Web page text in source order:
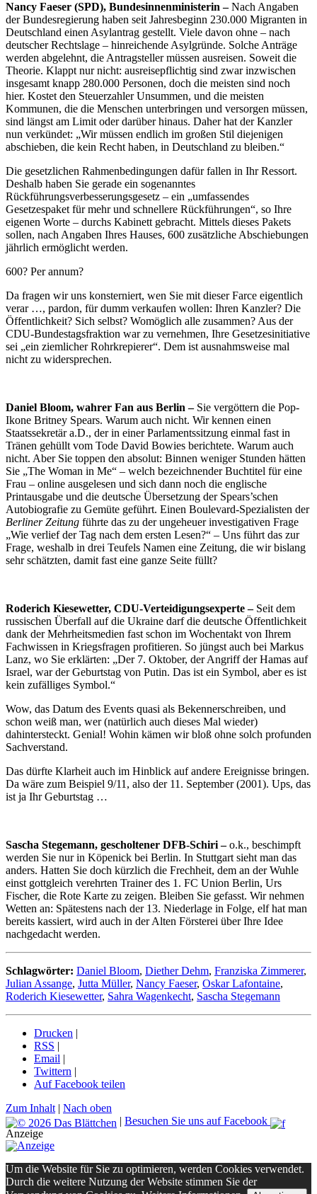
Nancy Faeser (SPD), Bundesinnenministerin –Nach Angaben
der Bundesregierung haben seit Jahresbeginn 230.000 Migranten in
Deutschland einen Asylantrag gestellt. Viele davon ohne – nach
deutscher Rechtslage – hinreichende Asylgründe. Solche Anträge
werden abgelehnt, die Antragsteller müssen ausreisen. Soweit die
Theorie. Klappt nur nicht: ausreisepflichtig sind zwar inzwischen
insgesamt knapp 280.000 Personen, doch die meisten sind noch
hier. Kostet den Steuerzahler Unsummen, und die meisten
Kommunen, die die Menschen unterbringen und versorgen müssen,
sind längst am Limit oder darüber hinaus. Daher hat der Kanzler
nun verkündet: „Wir müssen endlich im großen Stil diejenigen
abschieben, die kein Recht haben, in Deutschland zu bleiben.“
Die gesetzlichen Rahmenbedingungen dafür fallen in Ihr Ressort.
Deshalb haben Sie gerade ein sogenanntes
Rückführungsverbesserungsgesetz – ein „umfassendes
Gesetzespaket für mehr und schnellere Rückführungen“, so Ihre
eigenen Worte – durchs Kabinett gebracht. Mittels dieses Pakets
sollen, nach Angaben Ihres Hauses, 600 zusätzliche Abschiebungen
jährlich ermöglicht werden.
600? Per annum?
Da fragen wir uns konsterniert, wen Sie mit dieser Farce eigentlich
verar …, pardon, für dumm verkaufen wollen: Ihren Kanzler? Die
Öffentlichkeit? Sich selbst? Womöglich alle zusammen? Aus der
CDU-Bundestagsfraktion war zu vernehmen, Ihre Gesetzesinitiative
sei „ein ziemlicher Rohrkrepierer“. Dem ist ausnahmsweise mal
nicht zu widersprechen.
Daniel Bloom, wahrer Fan aus Berlin –Sie vergöttern die Pop-
Ikone Britney Spears. Warum auch nicht. Wir kennen einen
Staatssekretär a.D., der in einer Parlamentssitzung einmal fast in
Tränen gehüllt vom Tode David Bowies berichtete. Warum auch
nicht. Aber Sie toppen den absolut: Binnen weniger Stunden hätten
Sie „The Woman in Me“ – welch bezeichnender Buchtitel für eine
Frau – online ausgelesen und sich dann noch die englische
Printausgabe und die deutsche Übersetzung der Spears’schen
Autobiografie zu Gemüte geführt. Einen Boulevard-Spezialisten der
Berliner Zeitung führte das zu der ungeheuer investigativen Frage
„Wie verlief der Tag nach dem ersten Lesen?“ – Uns führt das zur
Frage, weshalb in drei Teufels Namen eine Zeitung, die wir bislang
sehr schätzten, damit fast eine ganze Seite füllt?
Roderich Kiesewetter, CDU-Verteidigungsexperte –Seit dem
russischen Überfall auf die Ukraine darf die deutsche Öffentlichkeit
dank der Mehrheitsmedien fast schon im Wochentakt von Ihrem
Fachwissen in Kriegsfragen profitieren. So jüngst auch bei Markus
Lanz, wo Sie erklärten: „Der 7. Oktober, der Angriff der Hamas auf
Israel, war der Geburtstag von Putin. Das ist ein Symbol, aber es ist
kein zufälliges Symbol.“
Wow, das Datum des Events quasi als Bekennerschreiben, und
schon weiß man, wer (natürlich auch dieses Mal wieder)
dahintersteckt. Genial! Wohin kämen wir bloß ohne solch profunden
Sachverstand.
Das dürfte Klarheit auch im Hinblick auf andere Ereignisse bringen.
Da wäre zum Beispiel 9/11, also der 11. September (2001). Ups, das
ist ja Ihr Geburtstag …
Sascha Stegemann, gescholtener DFB-Schiri –o.k., beschimpft
werden Sie nur in Köpenick bei Berlin. In Stuttgart sieht man das
anders. Hatten Sie doch kürzlich die Frechheit, dem an der Wuhle
einst gottgleich verehrten Trainer des 1. FC Union Berlin, Urs
Fischer, die Rote Karte zu zeigen. Bleiben Sie gefasst. Wir nehmen
Wetten an: Spätestens nach der 13. Niederlage in Folge, elf hat man
bereits kassiert, wird auch in der Alten Försterei über Ihre Idee
nachgedacht werden.
Schlagwörter: Daniel Bloom, Diether Dehm, Franziska Zimmerer,
Julian Assange, Jutta Müller, Nancy Faeser, Oskar Lafontaine,
Roderich Kiesewetter, Sahra Wagenkecht, Sascha Stegemann
Drucken |
RSS |
Email |
Twittern |
Auf Facebook teilen
Zum Inhalt | Nach oben
| Besuchen Sie uns auf Facebook
Anzeige
Um die Website für Sie zu optimieren, werden Cookies verwendet.
Durch die weitere Nutzung der Website stimmen Sie der